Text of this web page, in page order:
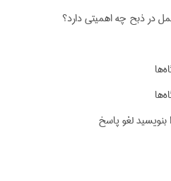
در ذبح چه اهمیتی دارد؟
بنویسید لغو پاسخ